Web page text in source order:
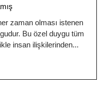
zaman olması istenen
Bu özel duygu tüm
insan ilişkilerinden